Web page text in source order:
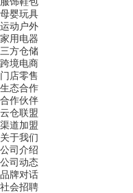
母婴玩具
运动户外
家用电器
三方仓储
跨境电商
门店零售
生态合作
合作伙伴
云仓联盟
渠道加盟
关于我们
公司介绍
公司动态
品牌对话
社会招聘